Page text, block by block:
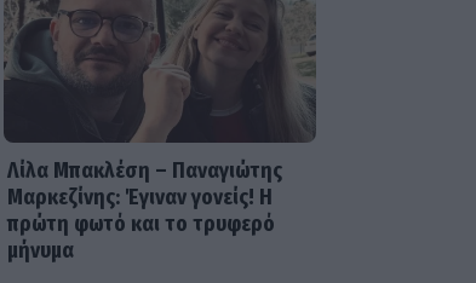
Λίλα Μπακλέση – Παναγιώτης
Μαρκεζίνης: Έγιναν γονείς! Η
πρώτη φωτό και το τρυφερό
μήνυμα